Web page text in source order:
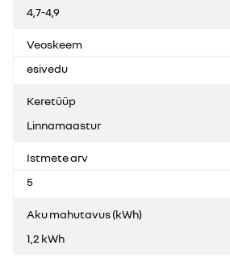
4,7-4,9
Veoskeem
esivedu
Keretüüp
Linnamaastur
Istmete arv
5
Aku mahutavus (kWh)
1,2 kWh